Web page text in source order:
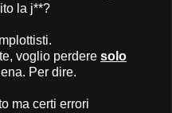
la j**?
voglio perdere solo
Per dire.
ma certi errori